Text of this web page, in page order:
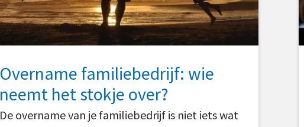
Overname familiebedrijf: wie
neemt het stokje over?
De overname van je familiebedrijf is niet iets wat